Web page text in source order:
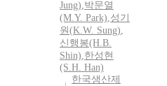
Jung),박문열
(M.Y. Park),성기
원(K.W. Sung),
신행봉(H.B.
Shin),한성현
(S.H. Han)
한국생산제